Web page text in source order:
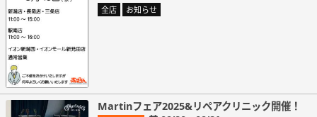
全店 お知らせ
Martinフェア2025&リペアクリニック開催！